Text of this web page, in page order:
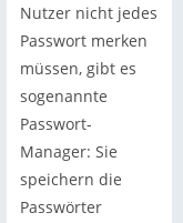
Nutzer nicht jedes
Passwort merken
müssen, gibt es
sogenannte
Passwort-
Manager: Sie
speichern die
Passwörter